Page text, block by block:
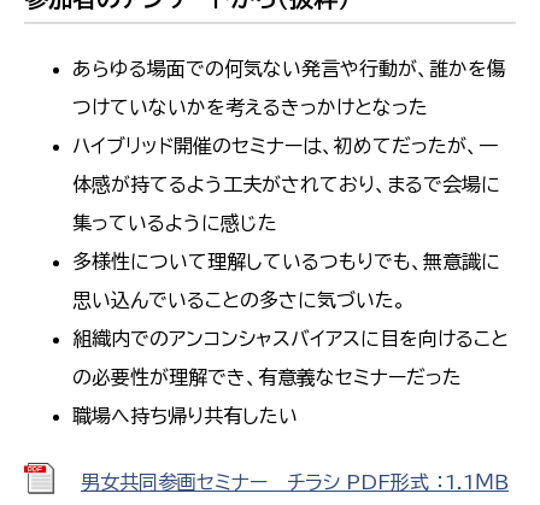
あらゆる場面での何気ない発言や行動が、誰かを傷
つけていないかを考えるきっかけとなった
ハイブリッド開催のセミナーは、初めてだったが、一
体感が持てるよう工夫がされており、まるで会場に
集っているように感じた
多様性について理解しているつもりでも、無意識に
思い込んでいることの多さに気づいた。
組織内でのアンコンシャスバイアスに目を向けること
の必要性が理解でき、有意義なセミナーだった
職場へ持ち帰り共有したい
男女共同参画セミナー＿チラシ PDF形式 ：1.1ＭＢ